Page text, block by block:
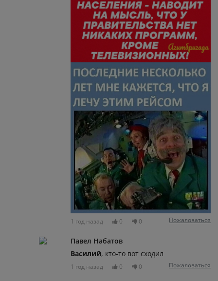
1 год назад 0 0 Пожаловаться
Павел Набатов
Василий, кто-то вот сходил
1 год назад 0 0 Пожаловаться